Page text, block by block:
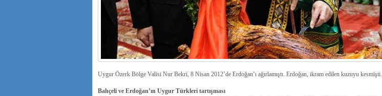
Uygur Özerk Bölge Valisi Nur Bekri, 8 Nisan 2012’de Erdoğan’ı ağırlamıştı. Erdoğan, ikram edilen kuzuyu kesmişti.
Bahçeli ve Erdoğan’ın Uygur Türkleri tartışması